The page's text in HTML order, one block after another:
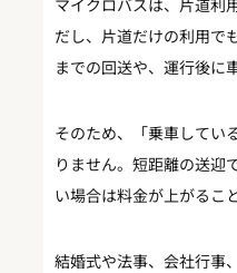
だし、片道だけの利用で
までの回送や、運行後に
そのため、「乗車してい
りません。短距離の送迎
い場合は料金が上がるこ
結婚式や法事、会社行事